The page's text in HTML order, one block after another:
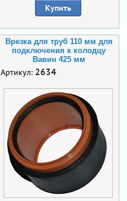
Купить
Врезка для труб 110 мм для
подключения к колодцу
Вавин 425 мм
Артикул: 2634